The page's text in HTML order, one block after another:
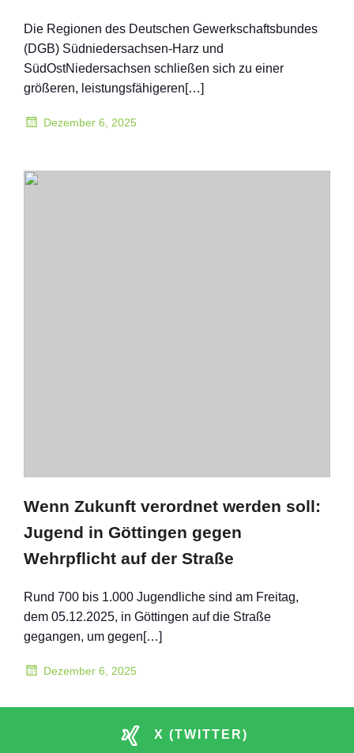
Die Regionen des Deutschen Gewerkschaftsbundes
(DGB) Südniedersachsen-Harz und
SüdOstNiedersachsen schließen sich zu einer
größeren, leistungsfähigeren[…]
Dezember 6, 2025
Wenn Zukunft verordnet werden soll:
Jugend in Göttingen gegen
Wehrpflicht auf der Straße
Rund 700 bis 1.000 Jugendliche sind am Freitag,
dem 05.12.2025, in Göttingen auf die Straße
gegangen, um gegen[…]
Dezember 6, 2025
X (TWITTER)